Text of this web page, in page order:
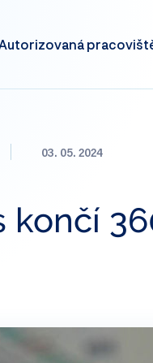
končí
03. 05. 2024